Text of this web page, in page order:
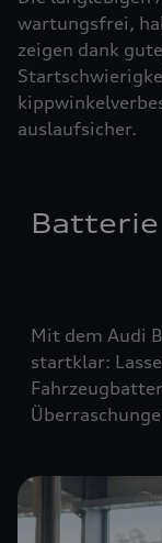
wartungsfrei,
zeigen dank
auslaufsicher.
Batterie
Mit dem Audi
startklar: